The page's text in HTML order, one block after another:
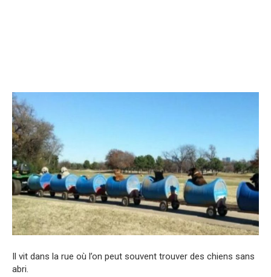
Il vit dans la rue où l’on peut souvent trouver des chiens sans
abri.